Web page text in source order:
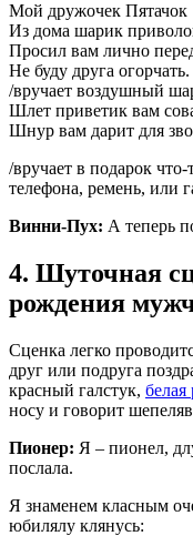
Мой дружочек Пятачок
Из дома шарик
Просил вам лично
Не буду друга огорчать.
/вручает воздушный
Шлет приветик вам
Шнур вам дарит для
/вручает в подарок
телефона, ремень, или
Винни-Пух: А теперь
4. Шуточная
рождения
Сценка легко
друг или подруга
красный галстук, белая
носу и говорит
Пионер: Я – пионел,
послала.
Я знаменем класным
юбилялу клянусь: